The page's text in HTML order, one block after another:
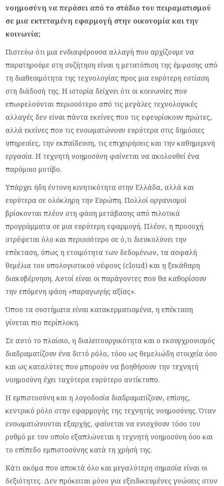
νοημοσύνη να περάσει από το στάδιο του πειραματισμού
σε μια εκτεταμένη εφαρμογή στην οικονομία και την
κοινωνία;
Πιστεύω ότι μια ενδιαφέρουσα αλλαγή που αρχίζουμε να
παρατηρούμε στη συζήτηση είναι η μετατόπιση της έμφασης από
τη διαθεσιμότητα της τεχνολογίας προς μια ευρύτερη εστίαση
στη διάδοσή της. Η ιστορία δείχνει ότι οι κοινωνίες που
επωφελούνται περισσότερο από τις μεγάλες τεχνολογικές
αλλαγές δεν είναι πάντα εκείνες που τις εφευρίσκουν πρώτες,
αλλά εκείνες που τις ενσωματώνουν ευρύτερα στις δημόσιες
υπηρεσίες, την εκπαίδευση, τις επιχειρήσεις και την καθημερινή
εργασία. Η τεχνητή νοημοσύνη φαίνεται να ακολουθεί ένα
παρόμοιο μοτίβο.
Υπάρχει ήδη έντονη κινητικότητα στην Ελλάδα, αλλά και
ευρύτερα σε ολόκληρη την Ευρώπη. Πολλοί οργανισμοί
βρίσκονται πλέον στη φάση μετάβασης από πιλοτικά
προγράμματα σε μια ευρύτερη εφαρμογή. Πλέον, η προσοχή
στρέφεται όλο και περισσότερο σε ό,τι διευκολύνει την
επέκταση, όπως η ετοιμότητα των δεδομένων, τα ασφαλή
θεμέλια του υπολογιστικού νέφους (cloud) και η ξεκάθαρη
διακυβέρνηση. Αυτοί είναι οι παράγοντες που θα καθορίσουν
την επόμενη φάση «παραγωγής αξίας».
Όπου τα συστήματα είναι κατακερματισμένα, η επέκταση
γίνεται πιο περίπλοκη.
Σε αυτό το πλαίσιο, η διαλειτουργικότητα και ο εκσυγχρονισμός
διαδραματίζουν ένα διττό ρόλο, τόσο ως θεμελιώδη στοιχεία όσο
και ως καταλύτες που μπορούν να βοηθήσουν την τεχνητή
νοημοσύνη έχει ταχύτερα ευρύτερο αντίκτυπο.
Η εμπιστοσύνη και η λογοδοσία διαδραματίζουν, επίσης,
κεντρικό ρόλο στην εφαρμογής της τεχνητής νοημοσύνης. Όταν
ενσωματώνονται εξαρχής, φαίνεται να ενισχύουν τόσο τον
ρυθμό με τον οποίο εξαπλώνεται η τεχνητή νοημοσύνη όσο και
το επίπεδο εμπιστοσύνης κατά τη χρήσή της.
Κάτι ακόμα που αποκτά όλο και μεγαλύτερη σημασία είναι οι
δεξιότητες. Δεν πρόκειται μόνο για εξειδικευμένες γνώσεις στον